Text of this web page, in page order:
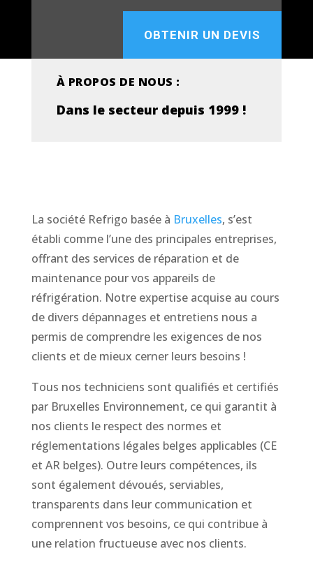
OBTENIR UN DEVIS
À PROPOS DE NOUS :
Dans le secteur depuis 1999 !
La société Refrigo basée à Bruxelles, s’est
établi comme l’une des principales entreprises,
offrant des services de réparation et de
maintenance pour vos appareils de
réfrigération. Notre expertise acquise au cours
de divers dépannages et entretiens nous a
permis de comprendre les exigences de nos
clients et de mieux cerner leurs besoins !
Tous nos techniciens sont qualifiés et certifiés
par Bruxelles Environnement, ce qui garantit à
nos clients le respect des normes et
réglementations légales belges applicables (CE
et AR belges). Outre leurs compétences, ils
sont également dévoués, serviables,
transparents dans leur communication et
comprennent vos besoins, ce qui contribue à
une relation fructueuse avec nos clients.